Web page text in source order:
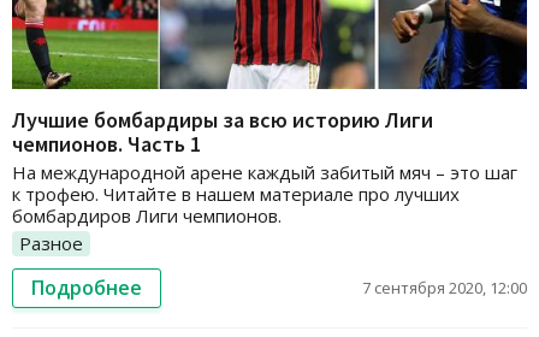
Лучшие бомбардиры за всю историю Лиги
чемпионов. Часть 1
На международной арене каждый забитый мяч – это шаг
к трофею. Читайте в нашем материале про лучших
бомбардиров Лиги чемпионов.
Разное
Подробнее 7 сентября 2020, 12:00